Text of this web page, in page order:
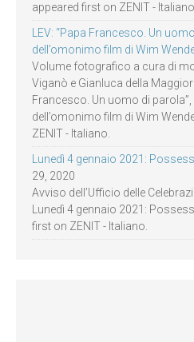
appeared first on ZENIT -
LEV: “Papa Francesco. Un
dell’omonimo film di Wim
Volume fotografico a cura di
Viganò e Gianluca della
Francesco. Un uomo di parola”,
dell’omonimo film di Wim
ZENIT - Italiano.
Lunedì 4 gennaio 2021:
29, 2020
Avviso dell’Ufficio delle
Lunedì 4 gennaio 2021:
first on ZENIT - Italiano.